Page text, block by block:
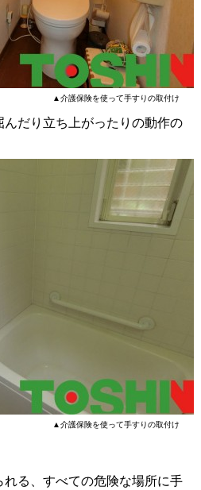
て手すりの取付け
だり立ち上がったりの動作の
て手すりの取付け
る、すべての危険な場所に手